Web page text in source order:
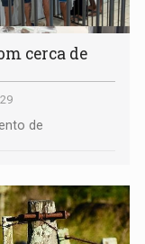
cerca de
de